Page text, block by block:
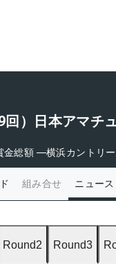
回）日本アマチ
金総額 ―横浜カントリ
組み合せ ニュース
Round2 Round3